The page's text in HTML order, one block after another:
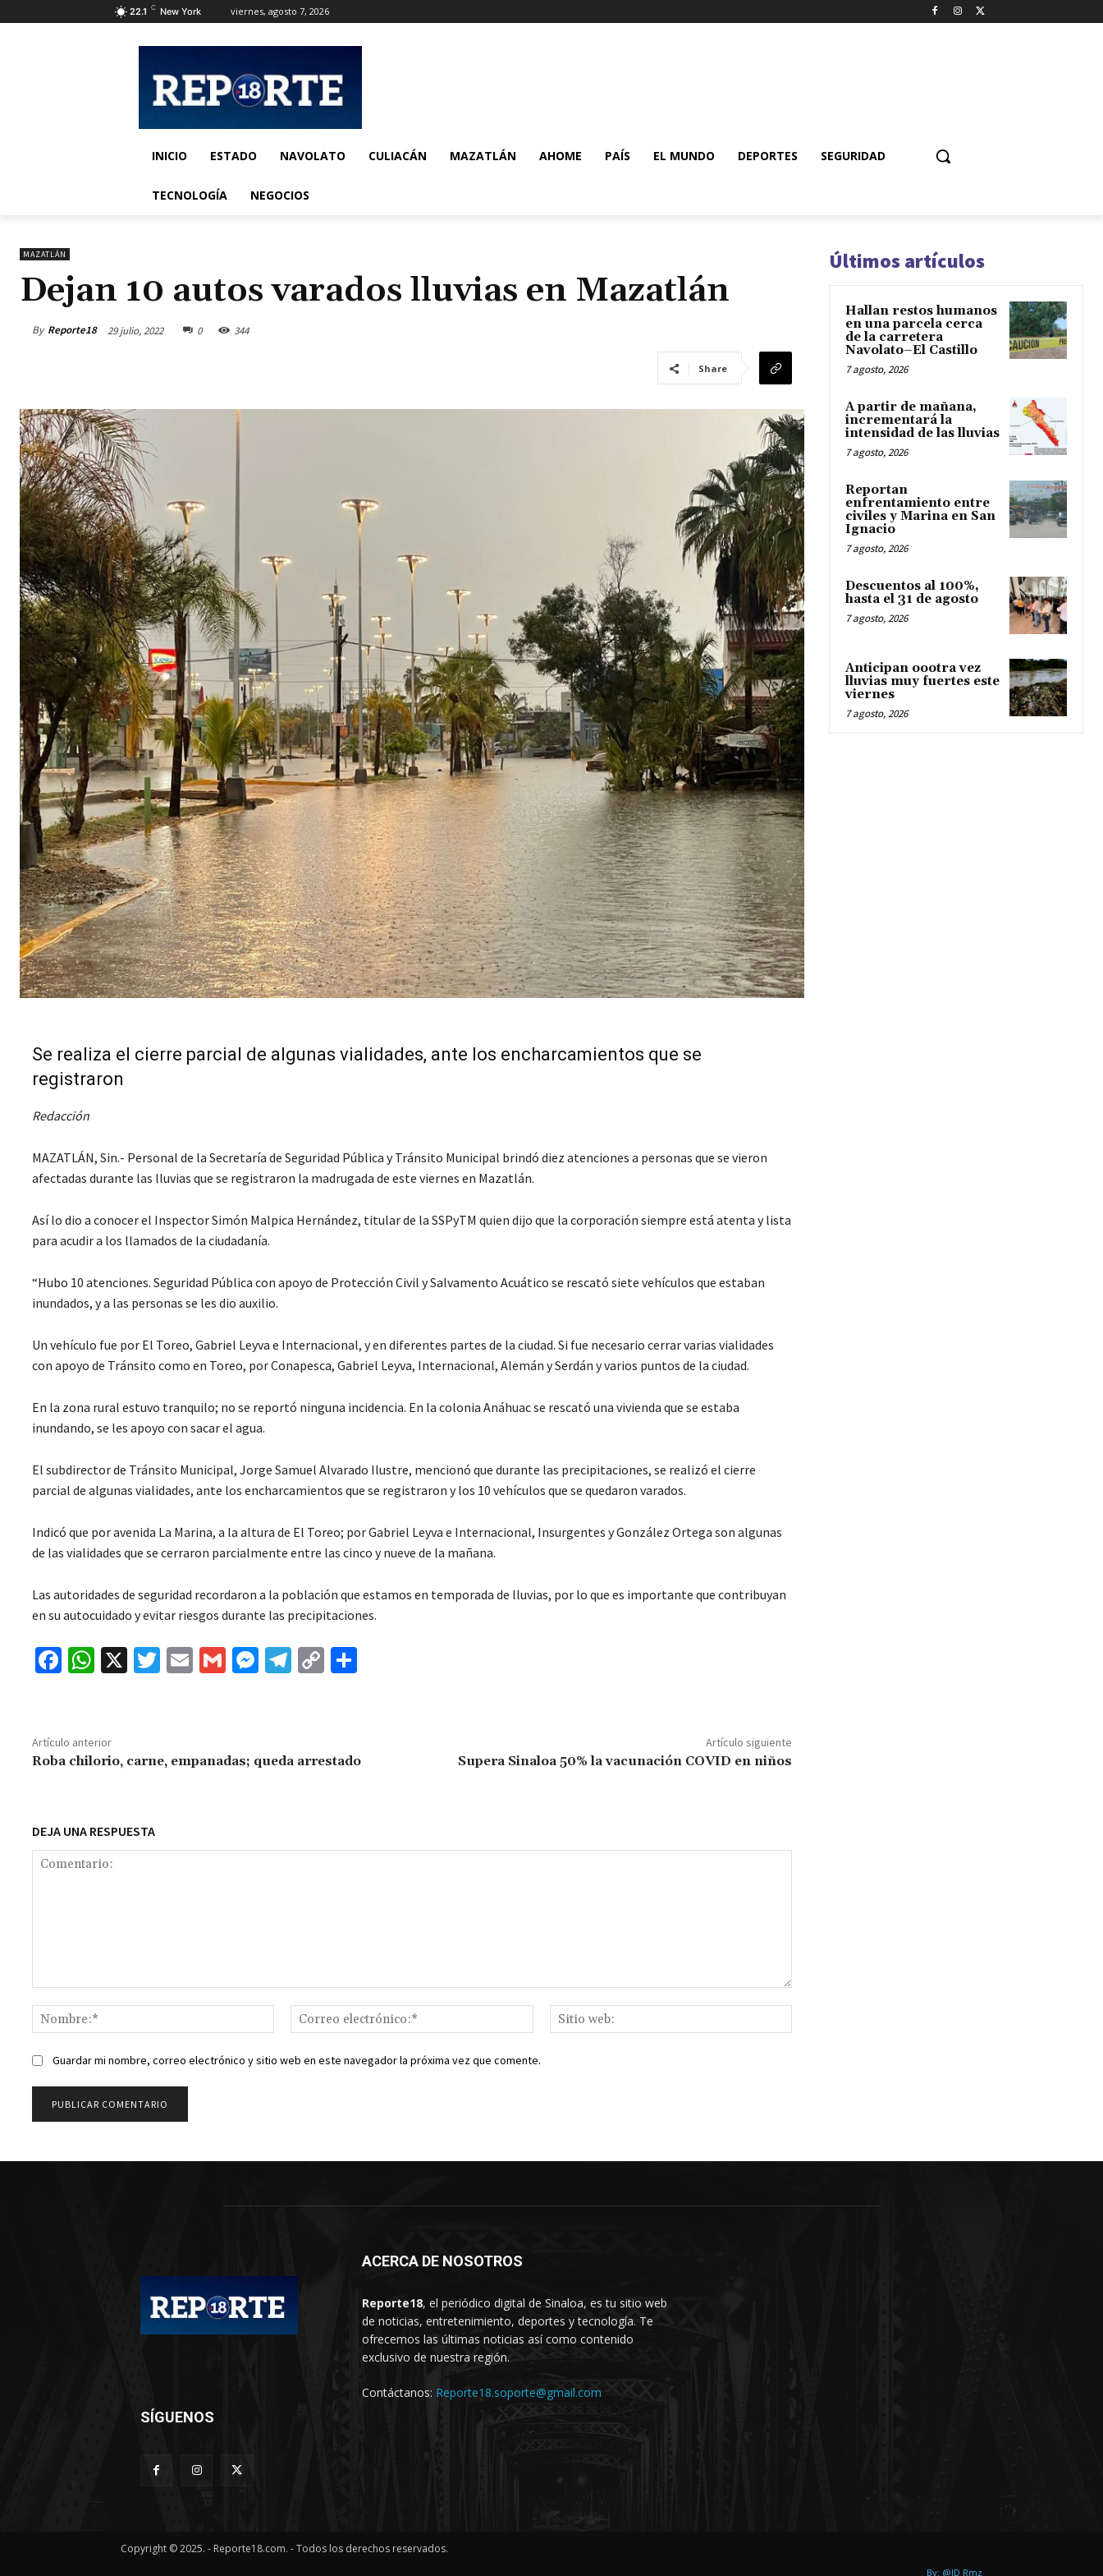
22.1 C New York viernes, agosto 7, 2026
INICIO ESTADO NAVOLATO CULIACÁN MAZATLÁN AHOME PAÍS EL MUNDO DEPORTES SEGURIDAD
TECNOLOGÍA NEGOCIOS
MAZATLÁN
Dejan 10 autos varados lluvias en Mazatlán
By Reporte18 29 julio, 2022 0 344
Share
Se realiza el cierre parcial de algunas vialidades, ante los encharcamientos que se
registraron
Redacción
MAZATLÁN, Sin.- Personal de la Secretaría de Seguridad Pública y Tránsito Municipal brindó diez atenciones a personas que se vieron
afectadas durante las lluvias que se registraron la madrugada de este viernes en Mazatlán.
Así lo dio a conocer el Inspector Simón Malpica Hernández, titular de la SSPyTM quien dijo que la corporación siempre está atenta y lista
para acudir a los llamados de la ciudadanía.
“Hubo 10 atenciones. Seguridad Pública con apoyo de Protección Civil y Salvamento Acuático se rescató siete vehículos que estaban
inundados, y a las personas se les dio auxilio.
Un vehículo fue por El Toreo, Gabriel Leyva e Internacional, y en diferentes partes de la ciudad. Si fue necesario cerrar varias vialidades
con apoyo de Tránsito como en Toreo, por Conapesca, Gabriel Leyva, Internacional, Alemán y Serdán y varios puntos de la ciudad.
En la zona rural estuvo tranquilo; no se reportó ninguna incidencia. En la colonia Anáhuac se rescató una vivienda que se estaba
inundando, se les apoyo con sacar el agua.
El subdirector de Tránsito Municipal, Jorge Samuel Alvarado Ilustre, mencionó que durante las precipitaciones, se realizó el cierre
parcial de algunas vialidades, ante los encharcamientos que se registraron y los 10 vehículos que se quedaron varados.
Indicó que por avenida La Marina, a la altura de El Toreo; por Gabriel Leyva e Internacional, Insurgentes y González Ortega son algunas
de las vialidades que se cerraron parcialmente entre las cinco y nueve de la mañana.
Las autoridades de seguridad recordaron a la población que estamos en temporada de lluvias, por lo que es importante que contribuyan
en su autocuidado y evitar riesgos durante las precipitaciones.
Fa
o
o
W
sA
p
X
T
E
G
M
ge
Te
m
C
Li ar
Artículo anterior
Roba chilorio, carne, empanadas; queda arrestado
Artículo siguiente
Supera Sinaloa 50% la vacunación COVID en niños
DEJA UNA RESPUESTA
Nombre:*
Correo
electrónico:*
web:
Guardar mi nombre, correo electrónico y sitio web en este navegador la próxima vez que comente.
Últimos artículos
Hallan restos humanos
en una parcela cerca
de la carretera
Navolato–El Castillo
7 agosto, 2026
A partir de mañana,
incrementará la
intensidad de las lluvias
7 agosto, 2026
Reportan
enfrentamiento entre
civiles y Marina en San
Ignacio
7 agosto, 2026
Descuentos al 100%,
hasta el 31 de agosto
7 agosto, 2026
Anticipan oootra vez
lluvias muy fuertes este
viernes
7 agosto, 2026
ACERCA DE NOSOTROS
Reporte18, el periódico digital de Sinaloa, es tu sitio web
de noticias, entretenimiento, deportes y tecnología. Te
ofrecemos las últimas noticias así como contenido
exclusivo de nuestra región.
Contáctanos: Reporte18.soporte@gmail.com
SÍGUENOS
Copyright © 2025. - Reporte18.com. - Todos los derechos reservados.
By: @JD Rmz